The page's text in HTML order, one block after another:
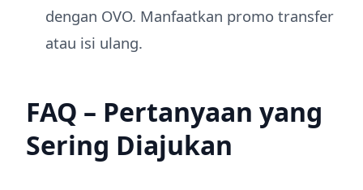
dengan OVO. Manfaatkan promo transfer
atau isi ulang.
FAQ – Pertanyaan yang
Sering Diajukan